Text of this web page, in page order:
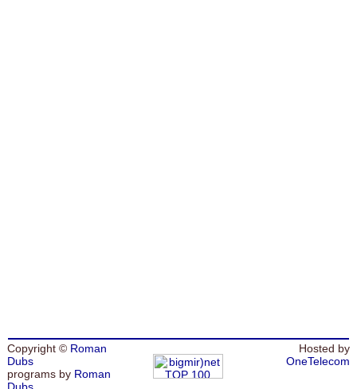
Copyright © Roman
Dubs
programs by Roman
Hosted by
OneTelecom